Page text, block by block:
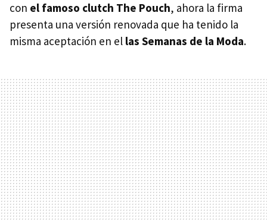
con el famoso clutch The Pouch, ahora la firma
presenta una versión renovada que ha tenido la
misma aceptación en el las Semanas de la Moda.